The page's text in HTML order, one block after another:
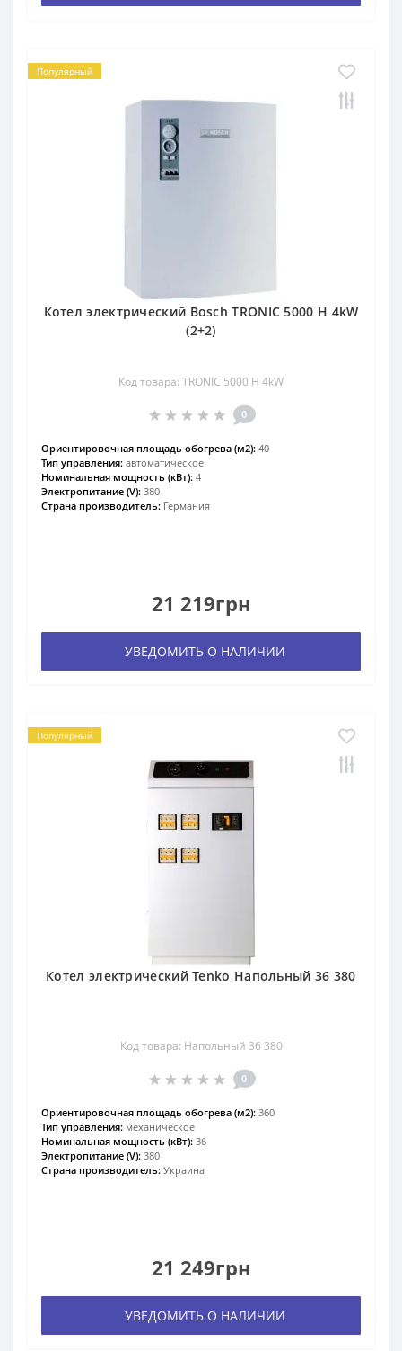
Популярный
Котел электрический Bosch TRONIC 5000 H 4kW
(2+2)
Код товара: TRONIC 5000 H 4kW
0
Ориентировочная площадь обогрева (м2): 40
Тип управления: автоматическое
Номинальная мощность (кВт): 4
Электропитание (V): 380
Страна производитель: Германия
21 219грн
УВЕДОМИТЬ О НАЛИЧИИ
Популярный
Котел электрический Tenko Напольный 36 380
Код товара: Напольный 36 380
0
Ориентировочная площадь обогрева (м2): 360
Тип управления: механическое
Номинальная мощность (кВт): 36
Электропитание (V): 380
Страна производитель: Украина
21 249грн
УВЕДОМИТЬ О НАЛИЧИИ